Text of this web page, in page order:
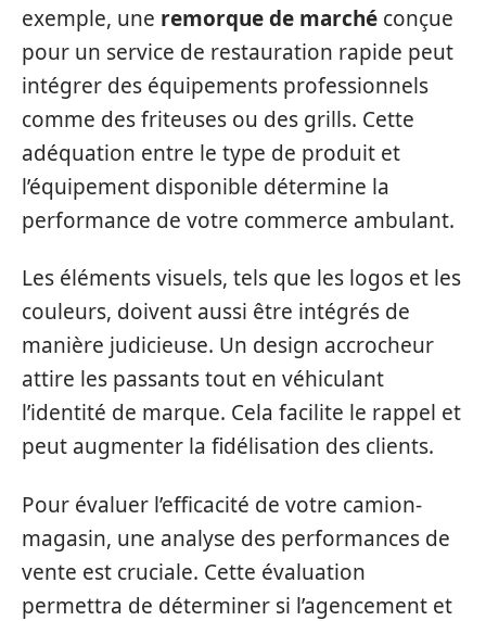
exemple, une remorque de marché conçue
pour un service de restauration rapide peut
intégrer des équipements professionnels
comme des friteuses ou des grills. Cette
adéquation entre le type de produit et
l’équipement disponible détermine la
performance de votre commerce ambulant.
Les éléments visuels, tels que les logos et les
couleurs, doivent aussi être intégrés de
manière judicieuse. Un design accrocheur
attire les passants tout en véhiculant
l’identité de marque. Cela facilite le rappel et
peut augmenter la fidélisation des clients.
Pour évaluer l’efficacité de votre camion-
magasin, une analyse des performances de
vente est cruciale. Cette évaluation
permettra de déterminer si l’agencement et